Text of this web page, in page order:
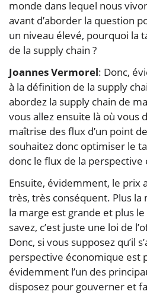
monde dans lequel nous
avant d’aborder la question
un niveau élevé, pourquoi la
de la supply chain ?
Joannes Vermorel: Donc,
à la définition de la supply
abordez la supply chain de
vous allez ensuite là où vous
maîtrise des flux d’un point
souhaitez donc optimiser le
donc le flux de la
Ensuite, évidemment, le prix
très, très conséquent. Plus la
la marge est grande et plus
savez, c’est juste une loi de
Donc, si vous supposez qu’il
perspective économique est
évidemment l’un des
disposez pour gouverner et